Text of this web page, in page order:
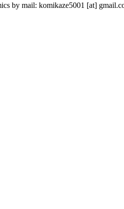
by mail: komikaze5001 [at]